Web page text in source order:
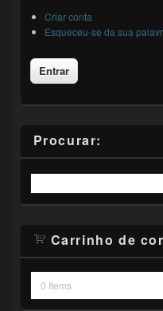
Criar conta
Esqueceu-se da sua
Procurar:
Carrinho de
0 Items